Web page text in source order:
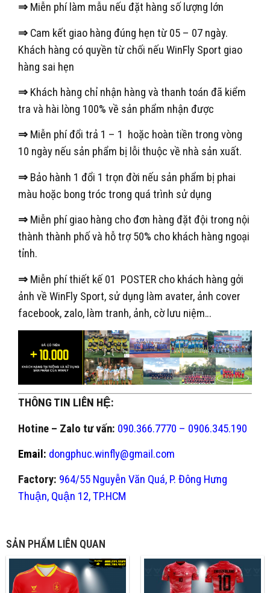
⇒ Miễn phí làm mẫu nếu đặt hàng số lượng lớn
⇒ Cam kết giao hàng đúng hẹn từ 05 – 07 ngày.
Khách hàng có quyền từ chối nếu WinFly Sport giao
hàng sai hẹn
⇒ Khách hàng chỉ nhận hàng và thanh toán đã kiểm
tra và hài lòng 100% về sản phẩm nhận được
⇒ Miễn phí đổi trả 1 – 1 hoặc hoàn tiền trong vòng
10 ngày nếu sản phẩm bị lỗi thuộc về nhà sản xuất.
⇒ Bảo hành 1 đổi 1 trọn đời nếu sản phẩm bị phai
màu hoặc bong tróc trong quá trình sử dụng
⇒ Miễn phí giao hàng cho đơn hàng đặt đội trong nội
thành thành phố và hỗ trợ 50% cho khách hàng ngoại
tỉnh.
⇒ Miễn phí thiết kế 01 POSTER cho khách hàng gởi
ảnh về WinFly Sport, sử dụng làm avater, ảnh cover
facebook, zalo, làm tranh, ảnh, cờ lưu niệm…
THÔNG TIN LIÊN HỆ:
Hotine – Zalo tư vấn: 090.366.7770 – 0906.345.190
Email: dongphuc.winfly@gmail.com
Factory: 964/55 Nguyễn Văn Quá, P. Đông Hưng
Thuận, Quận 12, TP.HCM
SẢN PHẨM LIÊN QUAN